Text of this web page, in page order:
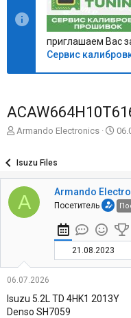
приглашаем Вас
Сервис
А
о
р
е
м
Armando Electronics
Д
н
а
ч
л
а
Isuzu Files
A Armando
Посетитель
21.08.2023
06.07.2026
Isuzu 5.2L TD 4HK1 2013Y
Denso SH7059